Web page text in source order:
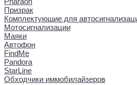
Призрак
Комплектующие для
Мотосигнализации
Маяки
Автофон
FindMe
Pandora
StarLine
Обходчики иммобилайзеров